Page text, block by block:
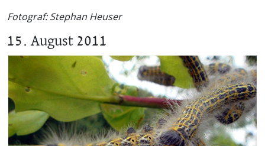
Fotograf: Stephan Heuser
15. August 2011